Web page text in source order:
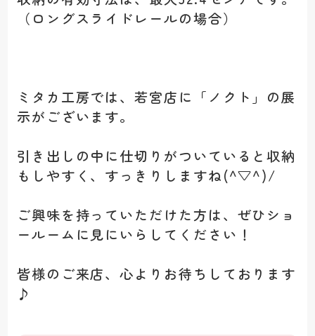
（ロングスライドレールの場合）
ミタカ工房では、若宮店に「ノクト」の展
示がございます。
引き出しの中に仕切りがついていると収納
もしやすく、すっきりしますね(^▽^)/
ご興味を持っていただけた方は、ぜひショ
ールームに見にいらしてください！
皆様のご来店、心よりお待ちしております
♪